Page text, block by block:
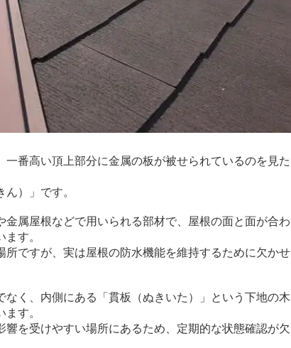
一番高い頂上部分に金属の板が被せられているのを見た
）」です。
金属屋根などで用いられる部材で、屋根の面と面が合わ
す。
所ですが、実は屋根の防水機能を維持するために欠かせ
なく、内側にある「貫板（ぬきいた）」という下地の木
す。
響を受けやすい場所にあるため、定期的な状態確認が欠